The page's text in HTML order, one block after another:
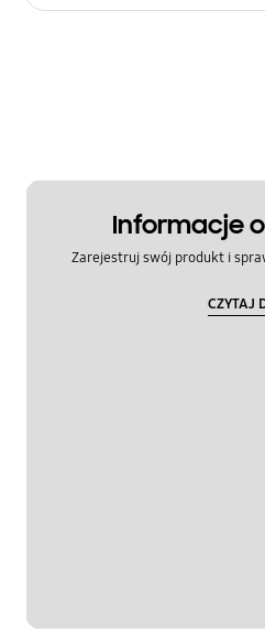
Informacje
Zarejestruj swój produkt i
CZYTAJ